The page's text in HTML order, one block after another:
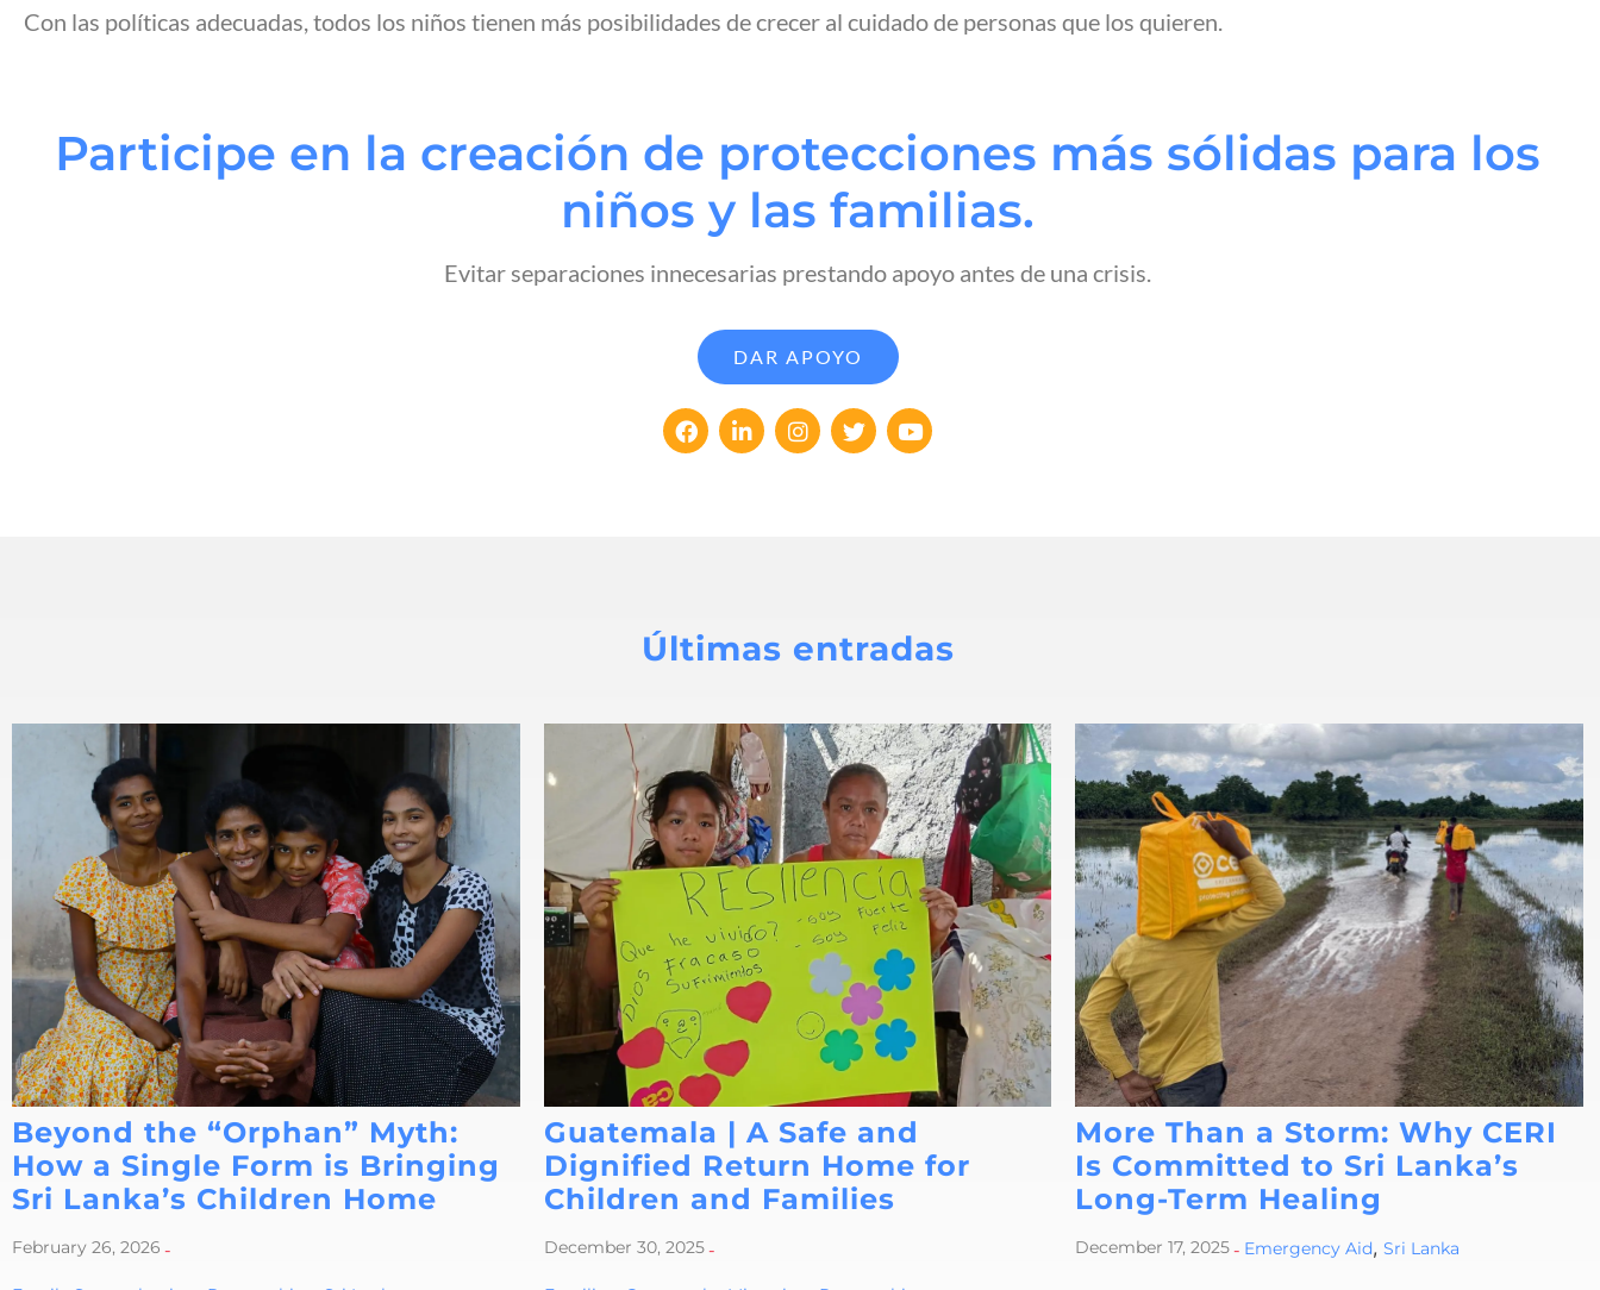
Con las políticas adecuadas, todos los niños tienen más posibilidades de crecer al cuidado de personas que los quieren.
Participe en la creación de protecciones más sólidas para los
niños y las familias.
Evitar separaciones innecesarias prestando apoyo antes de una crisis.
DAR APOYO
Últimas entradas
Beyond the “Orphan” Myth:
How a Single Form is Bringing
Sri Lanka’s Children Home
February 26, 2026 -
Guatemala | A Safe and
Dignified Return Home for
Children and Families
December 30, 2025-
More Than a Storm: Why CERI
Is Committed to Sri Lanka’s
Long-Term Healing
December 17, 2025- Emergency Aid, Sri Lanka